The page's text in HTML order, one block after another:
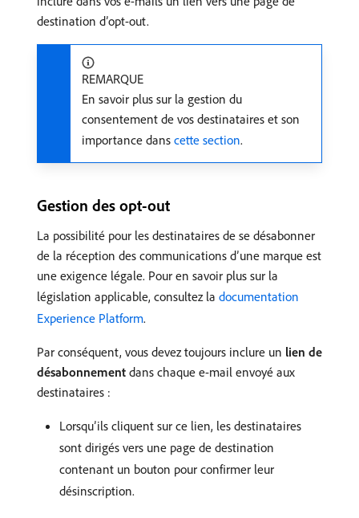
destination d’opt-out.
REMARQUE
En savoir plus sur la gestion du
consentement de vos destinataires et son
importance dans cette section.
Gestion des opt-out
La possibilité pour les destinataires de se désabonner
de la réception des communications d’une marque est
une exigence légale. Pour en savoir plus sur la
législation applicable, consultez la documentation
Experience Platform.
Par conséquent, vous devez toujours inclure un lien de
désabonnement dans chaque e-mail envoyé aux
destinataires :
Lorsqu’ils cliquent sur ce lien, les destinataires
sont dirigés vers une page de destination
contenant un bouton pour confirmer leur
désinscription.